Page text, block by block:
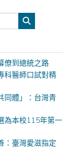
僚到總統之路
科醫師口試對精
同體」：台灣青
為本校115年第一
：臺灣愛滋指定